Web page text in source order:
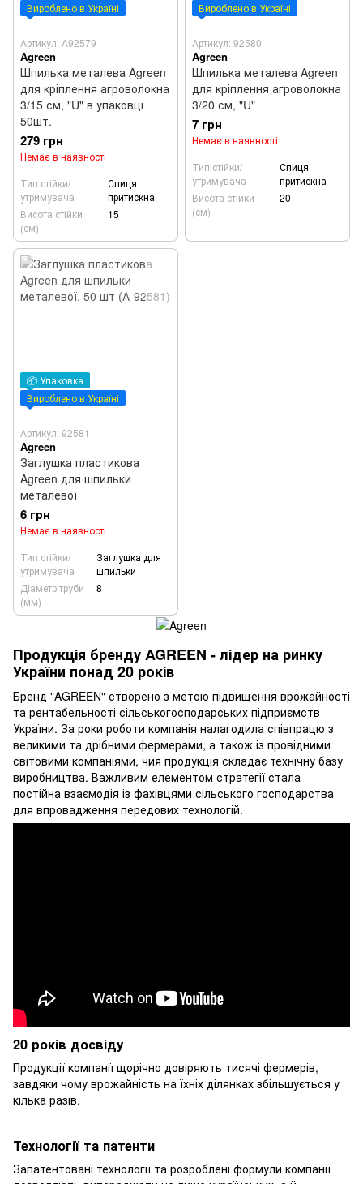
Вироблено в Україні
Артикул: А92579
Agreen
Шпилька металева Agreen
для кріплення агроволокна
3/15 см, "U" в упаковці
50шт.
279 грн
Немає в наявності
Тип стійки/
утримувача
Спиця
притискна
Висота стійки
(см)
15
Вироблено в Україні
Артикул: 92580
Agreen
Шпилька металева Agreen
для кріплення агроволокна
3/20 см, "U"
7 грн
Немає в наявності
Тип стійки/
утримувача
Спиця
притискна
Висота стійки
(см)
20
📦 Упаковка
Вироблено в Україні
Артикул: 92581
Agreen
Заглушка пластикова
Agreen для шпильки
металевої
6 грн
Немає в наявності
Тип стійки/
утримувача
Заглушка для
шпильки
Діаметр труби
(мм)
8
Продукція бренду AGREEN - лідер на ринку
України понад 20 років
Бренд "AGREEN" створено з метою підвищення врожайності
та рентабельності сільськогосподарських підприємств
України. За роки роботи компанія налагодила співпрацю з
великими та дрібними фермерами, а також із провідними
світовими компаніями, чия продукція складає технічну базу
виробництва. Важливим елементом стратегії стала
постійна взаємодія із фахівцями сільського господарства
для впровадження передових технологій.
20 років досвіду
Продукції компанії щорічно довіряють тисячі фермерів,
завдяки чому врожайність на їхніх ділянках збільшується у
кілька разів.
Технології та патенти
Запатентовані технології та розроблені формули компанії